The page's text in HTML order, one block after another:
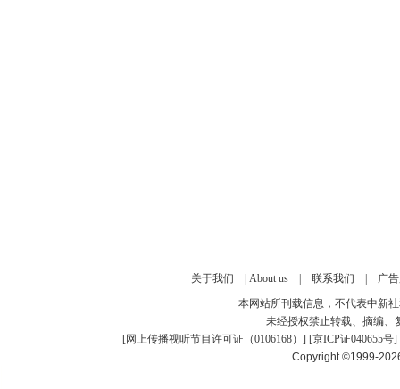
关于我们 About us| 联系我们
广
本网站所刊载信息，不代表中新
未经授权禁止转载、摘编、
[网上传播视听节目许可证（0106168） ] [京ICP证040655号]
Copyright ©1999-